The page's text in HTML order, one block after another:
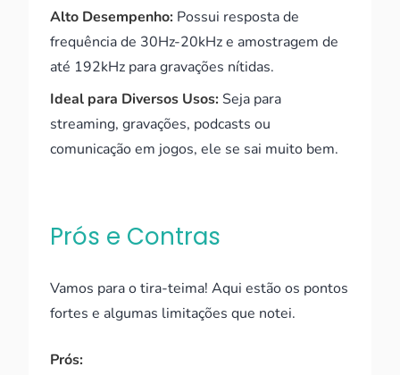
Alto Desempenho: Possui resposta de
frequência de 30Hz-20kHz e amostragem de
até 192kHz para gravações nítidas.
Ideal para Diversos Usos:Seja para
streaming, gravações, podcasts ou
comunicação em jogos, ele se sai muito bem.
Prós e Contras
Vamos para o tira-teima! Aqui estão os pontos
fortes e algumas limitações que notei.
Prós: